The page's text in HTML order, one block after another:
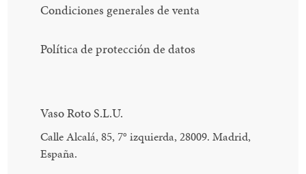
Condiciones generales de venta
Política de protección de datos
Vaso Roto S.L.U.
Calle Alcalá, 85, 7° izquierda, 28009. Madrid,
España.